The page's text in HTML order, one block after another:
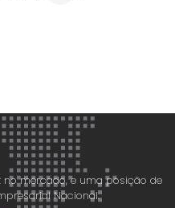
mercado, e uma posição de
Nacional.